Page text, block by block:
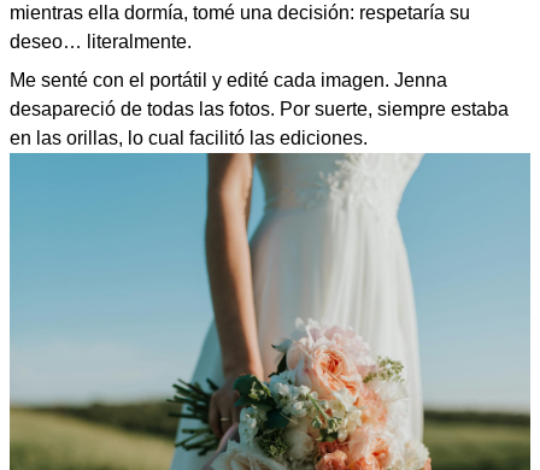
mientras ella dormía, tomé una decisión: respetaría su
deseo… literalmente.
Me senté con el portátil y edité cada imagen. Jenna
desapareció de todas las fotos. Por suerte, siempre estaba
en las orillas, lo cual facilitó las ediciones.